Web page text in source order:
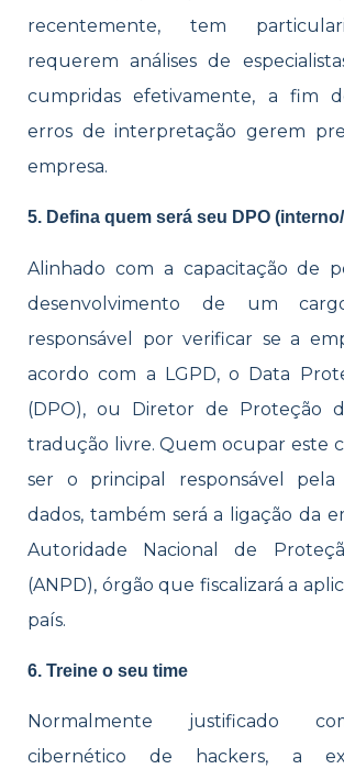
recentemente, tem
requerem análises de
cumpridas efetivamente, a fim
erros de interpretação gerem
empresa.
5. Defina quem será seu DPO
Alinhado com a capacitação de
desenvolvimento de um
responsável por verificar se a
acordo com a LGPD, o Data
(DPO), ou Diretor de Proteção
tradução livre. Quem ocupar este
ser o principal responsável
dados, também será a ligação da
Autoridade Nacional de
(ANPD), órgão que fiscalizará a
país.
6. Treine o seu time
Normalmente justificado
cibernético de hackers, a